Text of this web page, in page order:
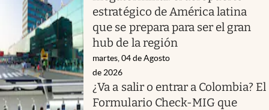
estratégico de América latina
que se prepara para ser el gran
hub de la región
martes, 04 de Agosto
de 2026
¿Va a salir o entrar a Colombia? El
Formulario Check-MIG que